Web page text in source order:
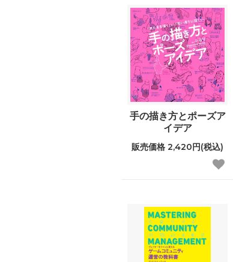
手の描き方とポーズア
イデア
販売価格 2,420円(税込)